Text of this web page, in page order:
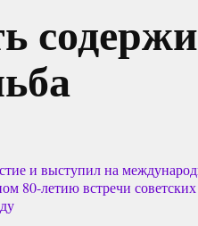
и выступил на
80-летию встречи